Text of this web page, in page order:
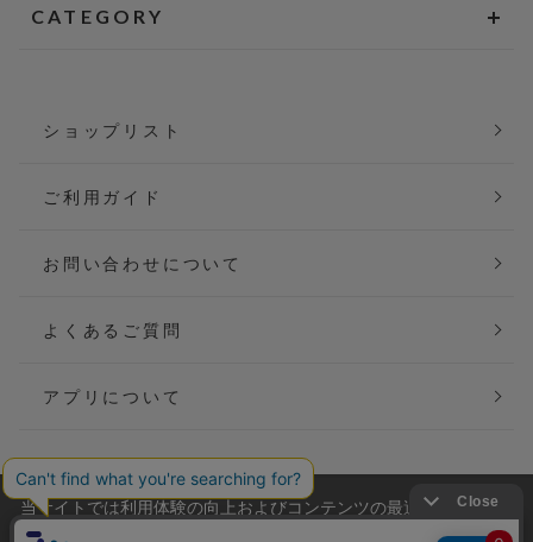
CATEGORY
ショップリスト
ご利用ガイド
お問い合わせについて
よくあるご質問
アプリについて
会社概要
当サイトでは利用体験の向上およびコンテンツの最適な提供、ト
ラフィックの分析を目的としてCookieを使用しています。